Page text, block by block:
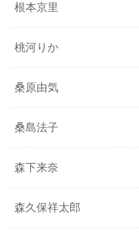
根本京里
桃河りか
桑原由気
桑島法子
森下来奈
森久保祥太郎